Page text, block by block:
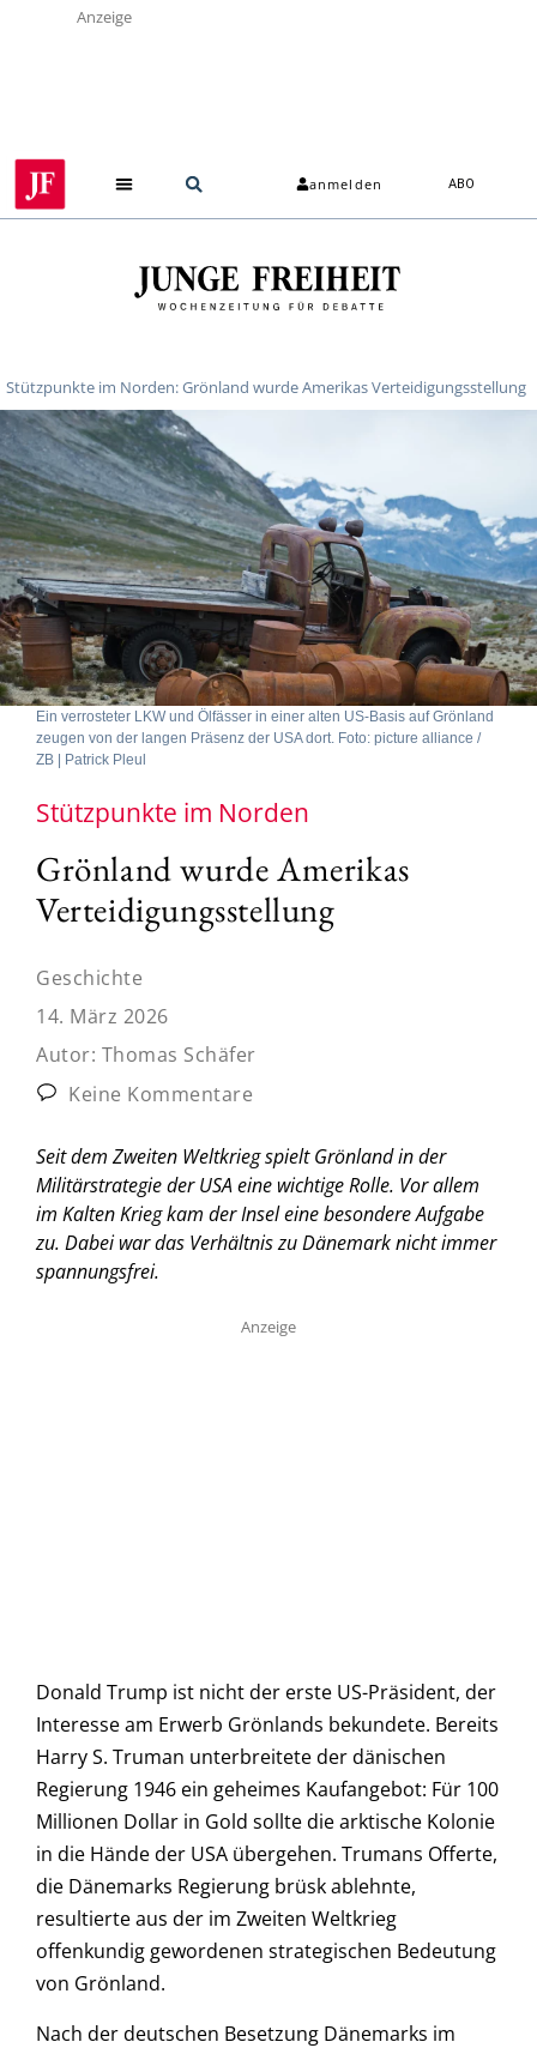
Anzeige
anmelden ABO
Stützpunkte im Norden: Grönland wurde Amerikas Verteidigungsstellung
Ein verrosteter LKW und Ölfässer in einer alten US-Basis auf Grönland
zeugen von der langen Präsenz der USA dort. Foto: picture alliance /
ZB | Patrick Pleul
Stützpunkte im Norden
Grönland wurde Amerikas
Verteidigungsstellung
Geschichte
14. März 2026
Autor: Thomas Schäfer
Keine Kommentare
Seit dem Zweiten Weltkrieg spielt Grönland in der
Militärstrategie der USA eine wichtige Rolle. Vor allem
im Kalten Krieg kam der Insel eine besondere Aufgabe
zu. Dabei war das Verhältnis zu Dänemark nicht immer
spannungsfrei.
Anzeige
Donald Trump ist nicht der erste US-Präsident, der
Interesse am Erwerb Grönlands bekundete. Bereits
Harry S. Truman unterbreitete der dänischen
Regierung 1946 ein geheimes Kaufangebot: Für 100
Millionen Dollar in Gold sollte die arktische Kolonie
in die Hände der USA übergehen. Trumans Offerte,
die Dänemarks Regierung brüsk ablehnte,
resultierte aus der im Zweiten Weltkrieg
offenkundig gewordenen strategischen Bedeutung
von Grönland.
Nach der deutschen Besetzung Dänemarks im